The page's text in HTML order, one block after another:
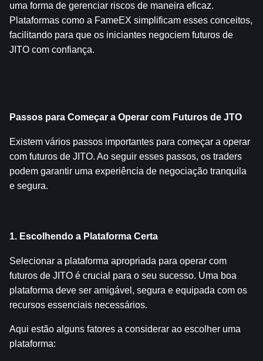
uma forma de gerenciar riscos de maneira eficaz.
Plataformas como a FameEX simplificam esses conceitos,
facilitando para que os iniciantes negociem futuros de
JITO com confiança.
Passos para Começar a Operar com Futuros de JTO
Existem vários passos importantes para começar a operar
com futuros de JITO. Ao seguir esses passos, os traders
podem garantir uma experiência de negociação tranquila
e segura.
1. Escolhendo a Plataforma Certa
Selecionar a plataforma apropriada para operar com
futuros de JITO é crucial para o seu sucesso. Uma boa
plataforma deve ser amigável, segura e equipada com os
recursos essenciais necessários.
Aqui estão alguns fatores a considerar ao escolher uma
plataforma: